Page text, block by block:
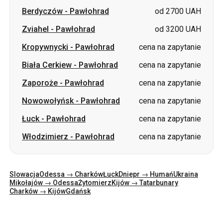
Biała Cerkiew-Pawłohrad
cena na zapytanie
Zaporoże-Pawłohrad
cena na zapytanie
Nowowołyńsk-Pawłohrad
cena na zapytanie
Łuck-Pawłohrad
cena na zapytanie
Włodzimierz-Pawłohrad cena na zapytanie
SlowacjaOdessa → Charków Dniepr → HumańUkraina
Charków → KijówGdańsk
Kategorie